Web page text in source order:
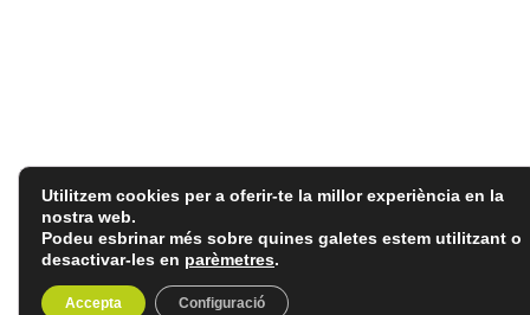
Utilitzem cookies per a oferir-te la millor experiència en la
nostra web.
Podeu esbrinar més sobre quines galetes estem utilitzant o
desactivar-les en parèmetres.
Accepta Configuració